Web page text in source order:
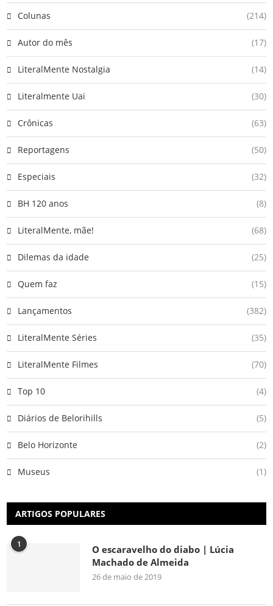
Colunas (214)
Autor do mês (17)
LiteralMente Nostalgia (14)
Literalmente Uai (30)
Crônicas (63)
Reportagens (50)
Especiais (32)
BH 120 anos (8)
LiteralMente, mãe! (68)
Dilemas da idade (25)
Quem faz (15)
Lançamentos (382)
LiteralMente Séries (35)
LiteralMente Filmes (70)
Top 10 (4)
Diários de Belorihills (5)
Belo Horizonte (2)
Museus (1)
ARTIGOS POPULARES
1
O escaravelho do diabo | Lúcia
Machado de Almeida
26 de maio de 2019